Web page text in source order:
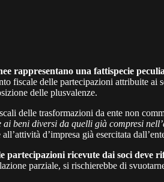
rappresentano una fattispecie
fiscale delle partecipazioni attribuite
delle plusvalenze.
delle trasformazioni da ente non
ai beni diversi da quelli già compresi
d’impresa già esercitata
partecipazioni ricevute dai soci deve
parziale, si rischierebbe di